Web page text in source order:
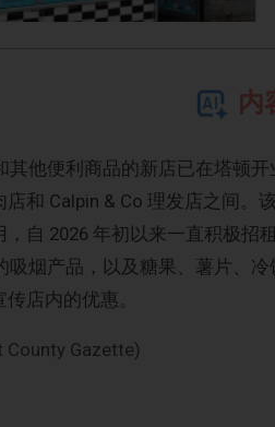
内
其他便利商品的新店已在塔顿
店和 Calpin & Co 理发店之间。
，自 2026 年初以来一直积极
吸烟产品，以及糖果、薯片、
店内的优惠。
Gazette)